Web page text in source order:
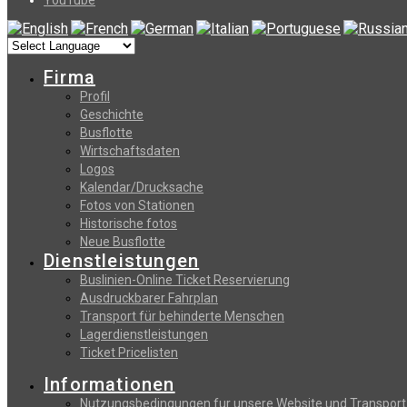
Firma
Profil
Geschichte
Busflotte
Wirtschaftsdaten
Logos
Kalendar/Drucksache
Fotos von Stationen
Historische fotos
Neue Busflotte
Dienstleistungen
Buslinien-Online Ticket Reservierung
Αusdruckbarer Fahrplan
Transport für behinderte Menschen
Lagerdienstleistungen
Ticket Pricelisten
Informationen
Nutzungsbedingungen fur unsere Website und